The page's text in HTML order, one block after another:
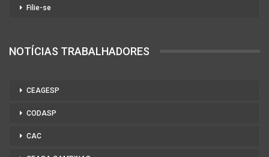
Filie-se
NOTÍCIAS TRABALHADORES
CEAGESP
CODASP
CAC